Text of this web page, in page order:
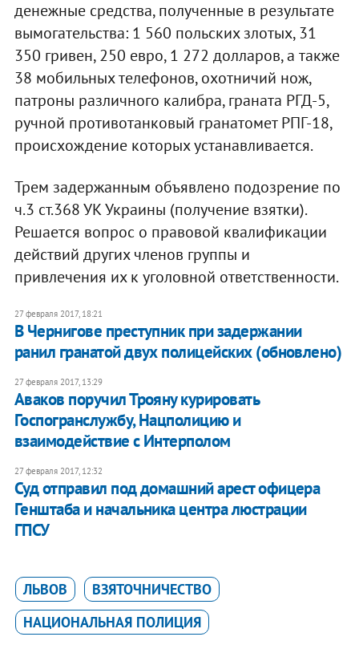
денежные средства, полученные в результате
вымогательства: 1 560 польских злотых, 31
350 гривен, 250 евро, 1 272 долларов, а также
38 мобильных телефонов, охотничий нож,
патроны различного калибра, граната РГД-5,
ручной противотанковый гранатомет РПГ-18,
происхождение которых устанавливается.
Трем задержанным объявлено подозрение по
ч.3 ст.368 УК Украины (получение взятки).
Решается вопрос о правовой квалификации
действий других членов группы и
привлечения их к уголовной ответственности.
27 февраля 2017, 18:21
​В Чернигове преступник при задержании
ранил гранатой двух полицейских (обновлено)
27 февраля 2017, 13:29
Аваков поручил Трояну курировать
Госпогранслужбу, Нацполицию и
взаимодействие с Интерполом
27 февраля 2017, 12:32
Суд отправил под домашний арест офицера
Генштаба и начальника центра люстрации
ГПСУ
ЛЬВОВ
ВЗЯТОЧНИЧЕСТВО
НАЦИОНАЛЬНАЯ ПОЛИЦИЯ